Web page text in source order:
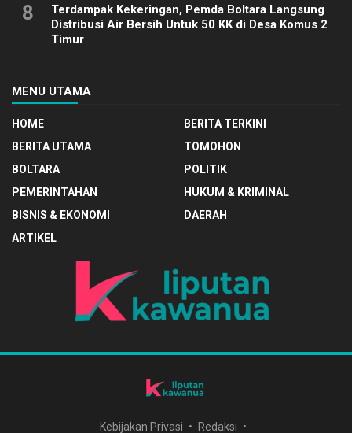
8
Terdampak Kekeringan, Pemda Boltara Langsung
Distribusi Air Bersih Untuk 50 KK di Desa Komus 2
Timur
MENU UTAMA
HOME
BERITA TERKINI
BERITA UTAMA
TOMOHON
BOLTARA
POLITIK
PEMERINTAHAN
HUKUM & KRIMINAL
BISNIS & EKONOMI
DAERAH
ARTIKEL
Kebijakan Privasi Redaksi